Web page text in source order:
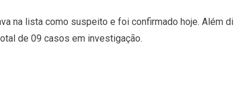
na lista como suspeito e foi confirmado hoje. Além
de 09 casos em investigação.